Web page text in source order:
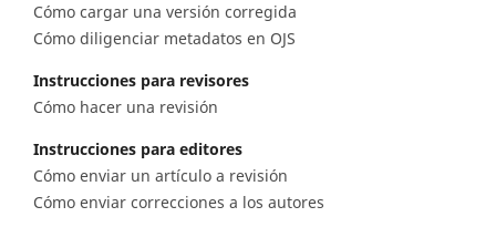
Cómo cargar una versión corregida
Cómo diligenciar metadatos en OJS
Instrucciones para revisores
Cómo hacer una revisión
Instrucciones para editores
Cómo enviar un artículo a revisión
Cómo enviar correcciones a los autores